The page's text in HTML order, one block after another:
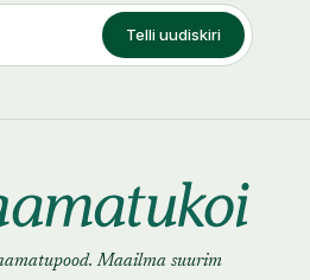
Telli uudiskiri
Maailma suurim